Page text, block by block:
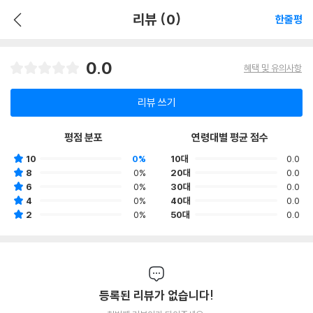
리뷰 (0) 한줄평
0.0 혜택 및 유의사항
리뷰 쓰기
평점 분포
10
0%
8
0%
6
0%
4
0%
2
0%
연령대별 평균 점수
10대
0.0
20대
0.0
30대
0.0
40대
0.0
50대
0.0
등록된 리뷰가 없습니다!